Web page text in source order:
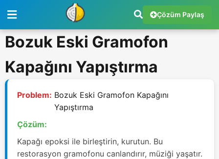
Çözüm Paylaş
Bozuk Eski Gramofon
Kapağını Yapıştırma
Problem: Bozuk Eski Gramofon Kapağını
Yapıştırma
Çözüm:
Kapağı epoksi ile birleştirin, kurutun. Bu
restorasyon gramofonu canlandırır, müziği yaşatır.